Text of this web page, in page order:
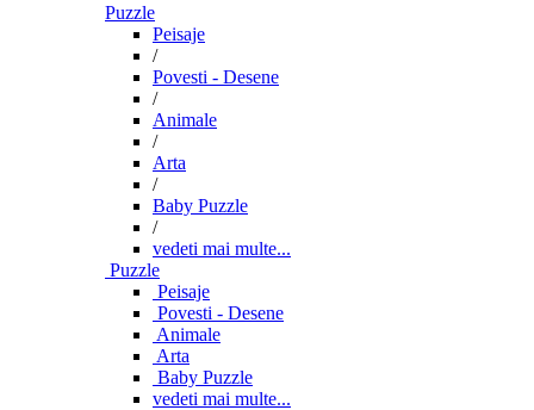
Puzzle
Peisaje
/
Povesti - Desene
/
Animale
/
Arta
/
Baby Puzzle
/
vedeti mai multe...
Puzzle
Peisaje
Povesti - Desene
Animale
Arta
Baby Puzzle
vedeti mai multe...